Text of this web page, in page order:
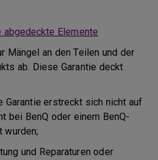
abgedeckte Elemente
Mängel an den Teilen und der
ab. Diese Garantie deckt
Garantie erstreckt sich nicht auf
bei BenQ oder einem BenQ-
wurden;
und Reparaturen oder